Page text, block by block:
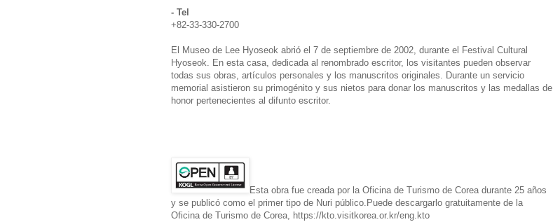
- Tel
+82-33-330-2700
El Museo de Lee Hyoseok abrió el 7 de septiembre de 2002, durante el Festival Cultural
Hyoseok. En esta casa, dedicada al renombrado escritor, los visitantes pueden observar
todas sus obras, artículos personales y los manuscritos originales. Durante un servicio
memorial asistieron su primogénito y sus nietos para donar los manuscritos y las medallas de
honor pertenecientes al difunto escritor.
Esta obra fue creada por la Oficina de Turismo de Corea durante 25 años
y se publicó como el primer tipo de Nuri público.Puede descargarlo gratuitamente de la
Oficina de Turismo de Corea, https://kto.visitkorea.or.kr/eng.kto